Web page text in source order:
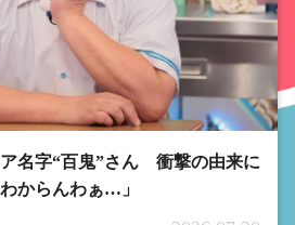
名字“百鬼”さん 衝撃の由来に
からんわぁ…」